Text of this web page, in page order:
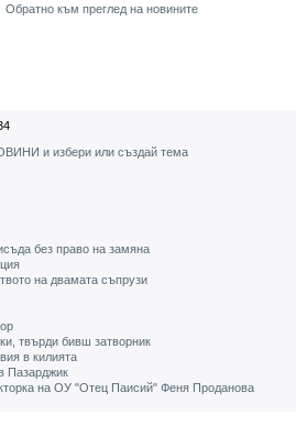
Обратно към преглед на новините
и избери или създай тема
без право на замяна
на двамата съпрузи
твърди бивш затворник
в килията
Пазарджик
на ОУ "Отец Паисий" Феня Проданова